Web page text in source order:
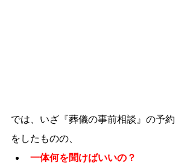
では、いざ『葬儀の事前相談』の予約
をしたものの、
一体何を聞けばいいの？